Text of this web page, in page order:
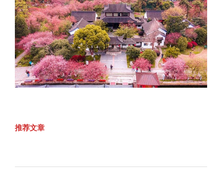
推荐文章